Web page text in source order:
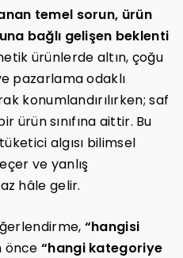
temel sorun, ürün
bağlı gelişen beklenti
ürünlerde altın, çoğu
pazarlama odaklı
konumlandırılırken; saf
ürün sınıfına aittir. Bu
algısı bilimsel
ve yanlış
hâle gelir.
“hangisi
önce “hangi kategoriye